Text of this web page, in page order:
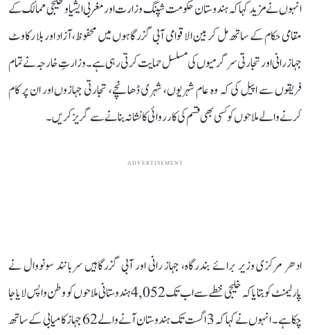
انہوں نے مزید کہا کہ ہندوستان حکومت شپنگ وزارت اور مغربی ایشیا و خلیجی ممالک کے
مقامی حکام کے ساتھ مل کر بین الاقوامی آبی گزرگاہوں میں محفوظ، آزاد اور بلا رکاوٹ
جہاز رانی اور تجارتی سرگرمیوں کی مسلسل حمایت کرتی رہی ہے۔ وزارتِ خارجہ نے تمام
فریقوں سے اپیل کی کہ وہ عام شہریوں، شہری ڈھانچے، تجارتی جہازوں اور ان پر کام
کرنے والے ملاحوں کو کسی بھی قسم کی کارروائی کا نشانہ بنانے سے گریز کریں۔
ADVERTISEMENT
ادھر مرکزی وزیر برائے بندرگاہ، جہاز رانی اور آبی گزرگاہیں سربانند سونووال نے
پارلیمنٹ کو بتایا کہ خلیجی خطے سے اب تک 4,052 ہندوستانی ملاحوں کو وطن واپس لایا جا
چکا ہے۔ انہوں نے کہا کہ 3 اگست تک ہندوستان آنے والے 62 جہاز کامیابی کے ساتھ